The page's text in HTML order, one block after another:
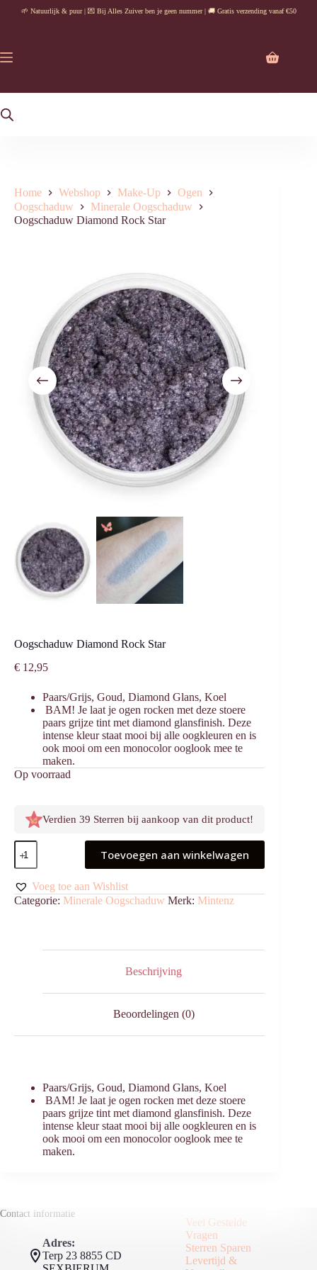
🌱 Natuurlijk & puur | 💌 Bij Alles Zuiver ben je geen nummer | 🚚 Gratis verzending vanaf €50
Home Webshop Make-Up
Ogen
Oogschaduw
Minerale Oogschaduw
Oogschaduw Diamond Rock Star
Oogschaduw Diamond Rock Star
€ 12,95
Paars/Grijs, Goud, Diamond Glans, Koel
BAM! Je laat je ogen rocken met deze stoere
paars grijze tint met diamond glansfinish. Deze
intense kleur staat mooi bij alle oogkleuren en is
ook mooi om een monocolor ooglook mee te
maken.
Op voorraad
Verdien 39 Sterren bij aankoop van dit product!
Oogschaduw
Diamond
Rock
Star
aantal
Toevoegen aan winkelwagen
Voeg toe aan Wishlist
Categorie: Minerale Oogschaduw Merk: Mintenz
Beschrijving
Beoordelingen (0)
Paars/Grijs, Goud, Diamond Glans, Koel
BAM! Je laat je ogen rocken met deze stoere
paars grijze tint met diamond glansfinish. Deze
intense kleur staat mooi bij alle oogkleuren en is
ook mooi om een monocolor ooglook mee te
maken.
Contact informatie
Adres:
Terp 23 8855 CD
Veel Gestelde
Vragen
Sterren Sparen
Levertijd &